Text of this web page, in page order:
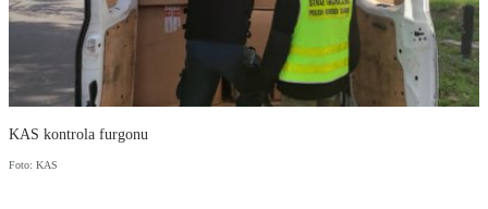
KAS kontrola furgonu
Foto: KAS